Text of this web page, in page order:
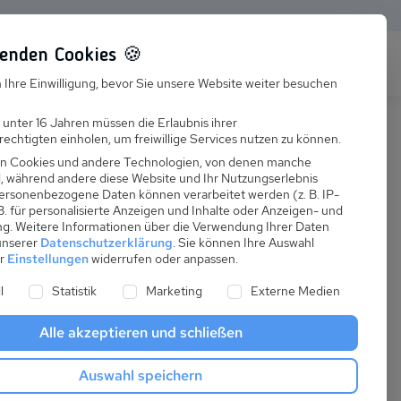
Suchen
Karriere
Ausbildung
Cookies 🍪
Einwilligung, bevor Sie unsere Website weiter besuchen
16 Jahren müssen die Erlaubnis ihrer
einholen, um freiwillige Services nutzen zu können.
Cookies und andere Technologien, von denen manche
während andere diese Website und Ihr Nutzungserlebnis
Daten können verarbeitet werden (z. B. IP-
für personalisierte Anzeigen und Inhalte oder Anzeigen- und
Weitere Informationen über die Verwendung Ihrer Daten
Datenschutzerklärung. Sie können Ihre Auswahl
Einstellungenwiderrufen oder anpassen.
Liste der Service-Gruppen, für die eine Einwilligung
Statistik Marketing Externe Medien
Alle akzeptieren und schließen
Auswahl speichern